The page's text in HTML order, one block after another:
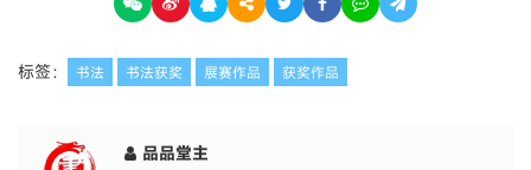
标签： 书法 书法获奖 展赛作品 获奖作品
品品堂主